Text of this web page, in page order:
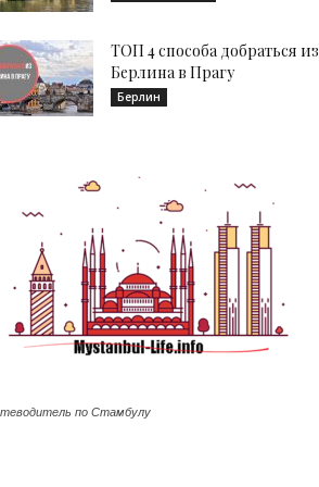
ТОП 4 способа добраться из
Берлина в Прагу
Берлин
по Стамбулу